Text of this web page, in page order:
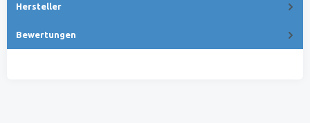
Hersteller
Bewertungen